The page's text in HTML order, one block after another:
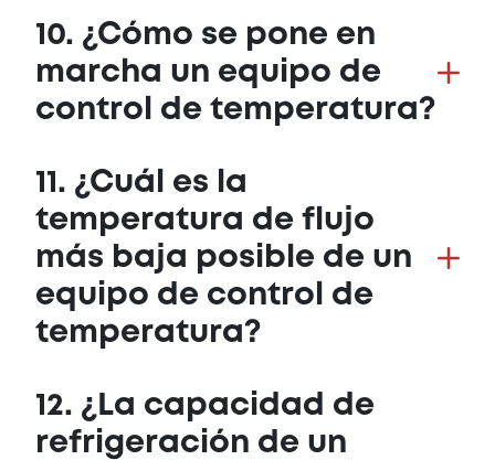
10. ¿Cómo se pone en
marcha un equipo de
control de temperatura?
11. ¿Cuál es la
temperatura de flujo
más baja posible de un
equipo de control de
temperatura?
12. ¿La capacidad de
refrigeración de un